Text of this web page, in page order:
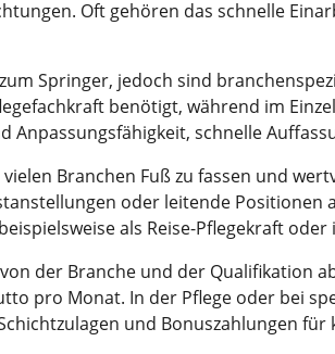
Oft gehören das schnelle
Springer, jedoch sind
benötigt, während im
Anpassungsfähigkeit, schnelle
Branchen Fuß zu fassen und
oder leitende Positionen
als Reise-Pflegekraft
der Branche und der Qualifikation
pro Monat. In der Pflege oder bei
und Bonuszahlungen